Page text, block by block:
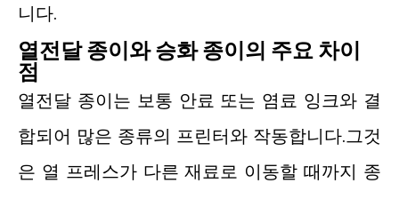
니다.
열전달 종이와 승화 종이의 주요 차이
점
열전달 종이는 보통 안료 또는 염료 잉크와 결
합되어 많은 종류의 프린터와 작동합니다.그것
은 열 프레스가 다른 재료로 이동할 때까지 종